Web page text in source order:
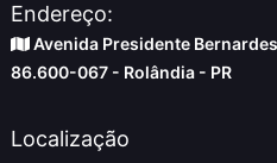
Endereço:
Avenida Presidente
86.600-067 - Rolândia - PR
Localização